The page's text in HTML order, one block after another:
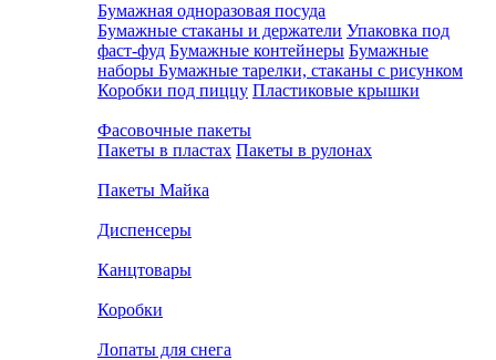
Бумажная одноразовая посуда
Бумажные стаканы и держатели Упаковка под
фаст-фуд Бумажные контейнеры Бумажные
наборы Бумажные тарелки, стаканы с рисунком
Коробки под пиццу Пластиковые крышки
Фасовочные пакеты
Пакеты в пластах Пакеты в рулонах
Пакеты Майка
Диспенсеры
Канцтовары
Коробки
Лопаты для снега